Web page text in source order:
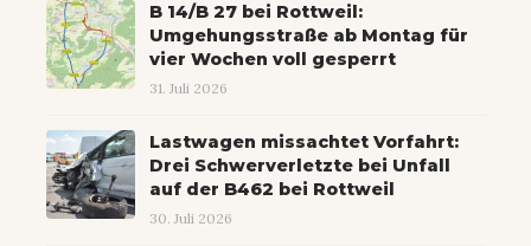
B 14/B 27 bei Rottweil:
Umgehungsstraße ab Montag für
vier Wochen voll gesperrt
31. Juli 2026
Lastwagen missachtet Vorfahrt:
Drei Schwerverletzte bei Unfall
auf der B462 bei Rottweil
30. Juli 2026